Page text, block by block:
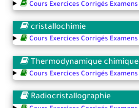
Cours Exercices Corrigés Examens
cristallochimie
Cours Exercices Corrigés Examens
Thermodynamique chimique
Cours Exercices Corrigés Examens
Radiocristallographie